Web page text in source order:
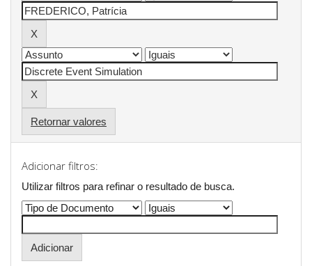
Retornar valores
Adicionar filtros:
Utilizar filtros para refinar o resultado de busca.